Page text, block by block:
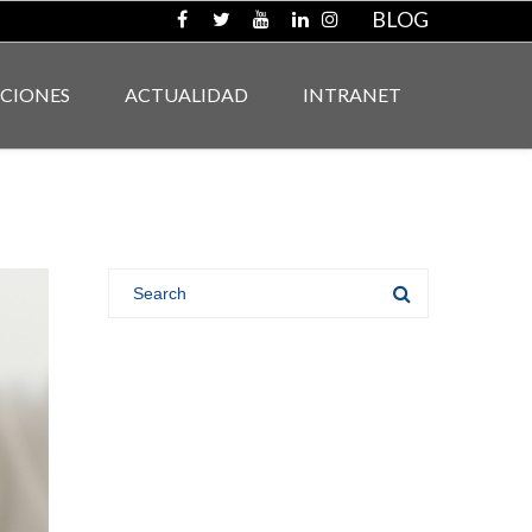
BLOG
ACTUALIDAD INTRANET